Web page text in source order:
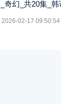
_奇幻_共20集_
2026-02-17 09:50:54